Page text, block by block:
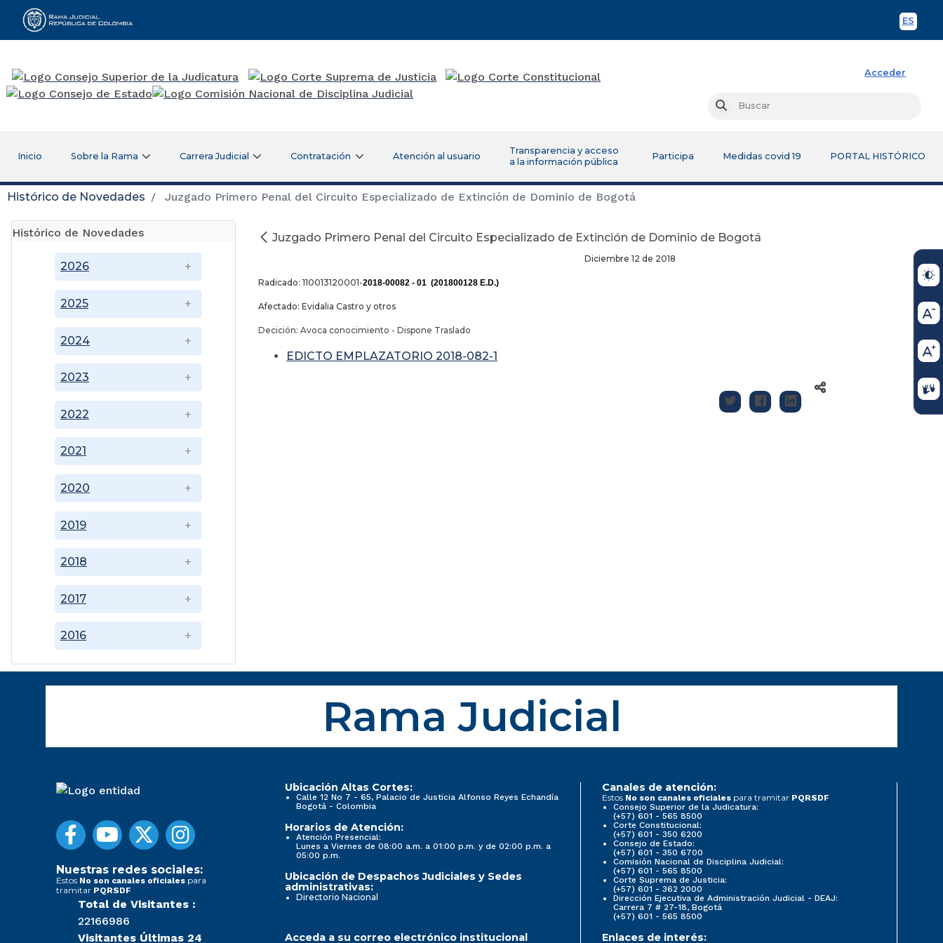
ES
Rama Judicial
Acceder
Buscar
Inicio Sobre la Rama Carrera Judicial Contratación Atención al usuario
Transparencia y acceso
a la información pública
Participa Medidas covid 19 PORTAL HISTÓRICO
Histórico de Novedades Juzgado Primero Penal del Circuito Especializado de Extinción de Dominio de Bogotá
Histórico de Novedades
2016
2017
2018
2019
2020
2021
2022
2023
2024
2025
2026
Juzgado Primero Penal del Circuito Especializado de Extinción de Dominio de Bogotá
Diciembre 12 de 2018
Radicado: 110013120001-2018-00082 - 01 (201800128 E.D.)
Afectado: Evidalia Castro y otros
Decición: Avoca conocimiento - Dispone Traslado
EDICTO EMPLAZATORIO 2018-082-1
Rama Judicial
Nuestras redes sociales:
Estos No son canales oficiales para
tramitar PQRSDF
Total de Visitantes :
22166986
Visitantes Últimas 24
Ubicación Altas Cortes:
Calle 12 No 7 - 65, Palacio de Justicia Alfonso Reyes Echandía
Bogotá - Colombia
Horarios de Atención:
Atención Presencial:
Lunes a Viernes de 08:00 a.m. a 01:00 p.m. y de 02:00 p.m. a
05:00 p.m.
Ubicación de Despachos Judiciales y Sedes
administrativas:
Directorio Nacional
Canales de atención:
Estos No son canales oficiales para tramitar PQRSDF
Consejo Superior de la Judicatura:
(+57) 601 - 565 8500
Corte Constitucional:
(+57) 601 - 350 6200
Consejo de Estado:
(+57) 601 - 350 6700
Comisión Nacional de Disciplina Judicial:
(+57) 601 - 565 8500
Corte Suprema de Justicia:
(+57) 601 - 362 2000
Dirección Ejecutiva de Administración Judicial - DEAJ:
Carrera 7 # 27-18, Bogotá
(+57) 601 - 565 8500
Acceda a su correo electrónico institucional Enlaces de interés: